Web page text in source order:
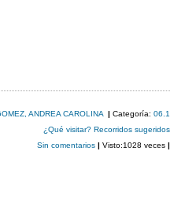
ANDREA CAROLINA |Categoría:06.1
¿Qué visitar? Recorridos sugeridos
Sin comentarios| Visto:1028 veces|